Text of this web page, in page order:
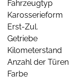
Fahrzeugtyp
Karosserieform
Erst-Zul.
Getriebe
Kilometerstand
Anzahl der Türen
Farbe